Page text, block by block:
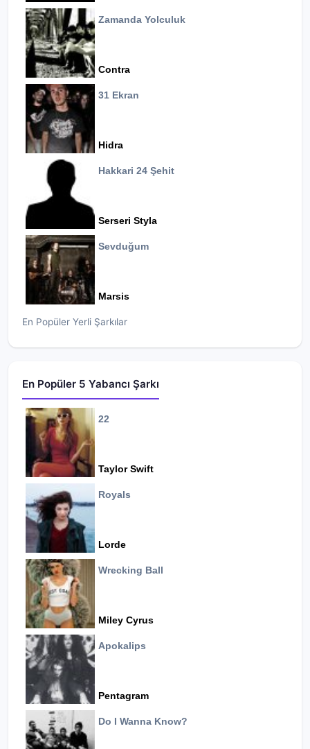
Zamanda Yolculuk
Contra
31 Ekran
Hidra
Hakkari 24 Şehit
Serseri Styla
Sevduğum
Marsis
En Popüler Yerli Şarkılar
En Popüler 5 Yabancı Şarkı
22
Taylor Swift
Royals
Lorde
Wrecking Ball
Miley Cyrus
Apokalips
Pentagram
Do I Wanna Know?